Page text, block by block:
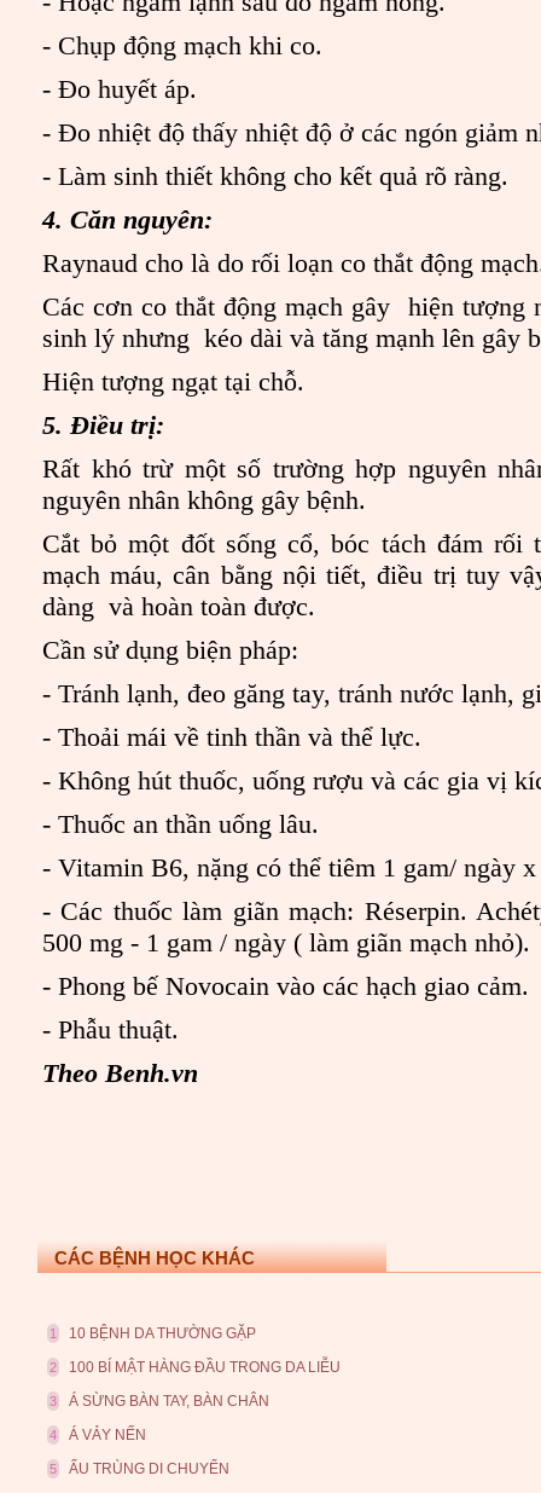
- Chụp động mạch khi co.
- Đo huyết áp.
- Đo nhiệt độ thấy nhiệt độ ở các ngón giảm
- Làm sinh thiết không cho kết quả rõ ràng.
4. Căn nguyên:
Raynaud cho là do rối loạn co thắt động
Các cơn co thắt động mạch gây hiện tượng
sinh lý nhưng kéo dài và tăng mạnh lên gây
Hiện tượng ngạt tại chỗ.
5. Điều trị:
Rất khó trừ một số trường hợp nguyên
nguyên nhân không gây bệnh.
Cắt bỏ một đốt sống cổ, bóc tách đám rối
mạch máu, cân bằng nội tiết, điều trị tuy
dàng và hoàn toàn được.
Cần sử dụng biện pháp:
- Tránh lạnh, đeo găng tay, tránh nước lạnh,
- Thoải mái về tinh thần và thể lực.
- Không hút thuốc, uống rượu và các gia vị
- Thuốc an thần uống lâu.
- Vitamin B6, nặng có thể tiêm 1 gam/ ngày
- Các thuốc làm giãn mạch: Réserpin.
500 mg - 1 gam / ngày ( làm giãn mạch nhỏ).
- Phong bế Novocain vào các hạch giao cảm.
- Phẫu thuật.
Theo Benh.vn
CÁC BỆNH HỌC KHÁC
1 10 BỆNH DA THƯỜNG GẶP
2 100 BÍ MẬT HÀNG ĐẦU TRONG DA LIỄU
3 Á SỪNG BÀN TAY, BÀN CHÂN
4 Á VẢY NẾN
5 ẤU TRÙNG DI CHUYỂN